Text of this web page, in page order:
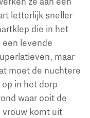
letterlijk sneller
die in het
een levende
maar
moet de nuchtere
in het dorp
waar ooit de
vrouw komt uit